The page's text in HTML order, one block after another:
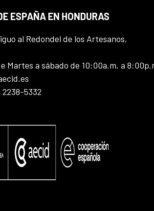
ESPAÑA EN HONDURAS
al Redondel de los Artesanos,
Martes a sábado de 10:00a.m. a
5332